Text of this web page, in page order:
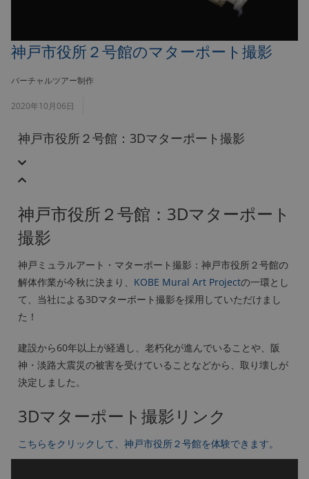
神戸市役所２号館のマターポート撮影
バーチャルツアー制作
2020年10月06日
神戸市役所２号館：3Dマターポート撮影
神戸市役所２号館：3Dマターポート
撮影
神戸ミュラルアート・マターポート撮影：神戸市役所２号館の
解体作業が今秋に決まり、 KOBE Mural Art Projectの一環とし
て、当社による3Dマターポート撮影を採用していただけまし
た！
建設から60年以上が経過し、老朽化が進んでいることや、阪
神・淡路大震災の被害を受けていることなどから、取り壊しが
決定しました。
3Dマターポート撮影リンク
こちらをクリックして、神戸市役所２号館を体験できます。